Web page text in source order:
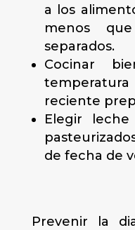
a los
menos
separados.
Cocinar
reciente
Elegir
de fecha de
Prevenir la